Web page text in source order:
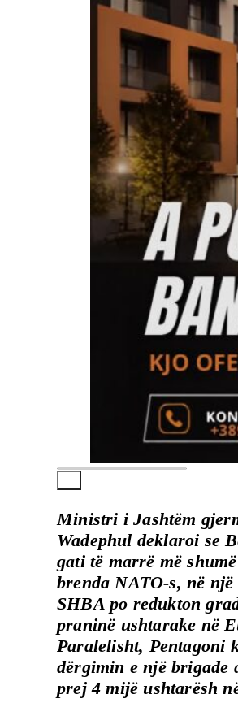
Ministri i Jashtëm
Wadephul deklaroi se
gati të marrë më
brenda NATO-s, në
SHBA po redukton
praninë ushtarake në
Paralelisht, Pentagoni
dërgimin e një brigade
prej 4 mijë ushtarësh